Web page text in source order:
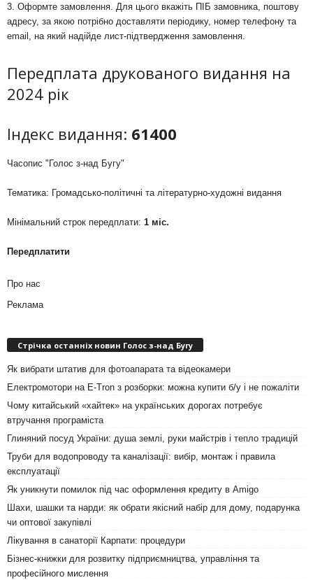
3. Оформте замовлення. Для цього вкажіть ПІБ замовника, поштову
адресу, за якою потрібно доставляти періодику, номер телефону та
email, на який надійде лист-підтвердження замовлення.
Передплата друкованого видання на
2024 рік
Індекс видання: 61400
Часопис "Голос з-над Бугу"
Тематика: Громадсько-політичні та літературно-художні видання
Мінімальний строк передплати: 1 міс.
Передплатити
Про нас
Реклама
Стрічка останніх новин Голос з-над Бугу
Як вибрати штатив для фотоапарата та відеокамери
Електромотори на E-Tron з розборки: можна купити б/у і не пожаліти
Чому китайський «хайтек» на українських дорогах потребує
втручання програміста
Глиняний посуд України: душа землі, руки майстрів і тепло традицій
Труби для водопроводу та каналізації: вибір, монтаж і правила
експлуатації
Як уникнути помилок під час оформлення кредиту в Amigo
Шахи, шашки та нарди: як обрати якісний набір для дому, подарунка
чи оптової закупівлі
Лікування в санаторії Карпати: процедури
Бізнес-книжки для розвитку підприємництва, управління та
професійного мислення